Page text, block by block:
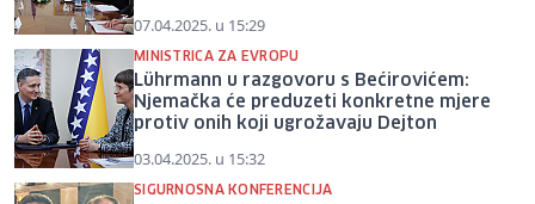
07.04.2025. u 15:29
MINISTRICA ZA EVROPU
Lührmann u razgovoru s Bećirovićem:
Njemačka će preduzeti konkretne mjere
protiv onih koji ugrožavaju Dejton
03.04.2025. u 15:32
SIGURNOSNA KONFERENCIJA